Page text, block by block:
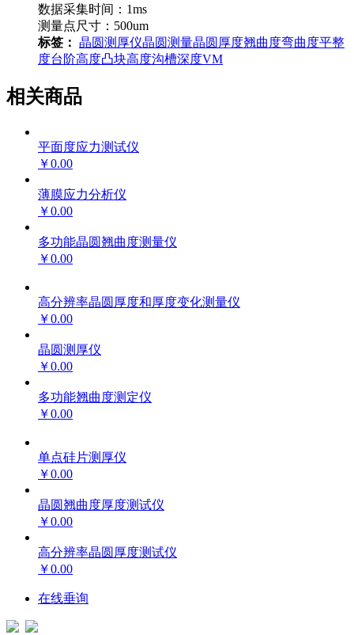
数据采集时间：1ms
测量点尺寸：500um
标签： 晶圆测厚仪晶圆测量晶圆厚度翘曲度弯曲度平整
度台阶高度凸块高度沟槽深度VM
相关商品
平面度应力测试仪
￥0.00
薄膜应力分析仪
￥0.00
多功能晶圆翘曲度测量仪
￥0.00
高分辨率晶圆厚度和厚度变化测量仪
￥0.00
晶圆测厚仪
￥0.00
多功能翘曲度测定仪
￥0.00
单点硅片测厚仪
￥0.00
晶圆翘曲度厚度测试仪
￥0.00
高分辨率晶圆厚度测试仪
￥0.00
在线垂询